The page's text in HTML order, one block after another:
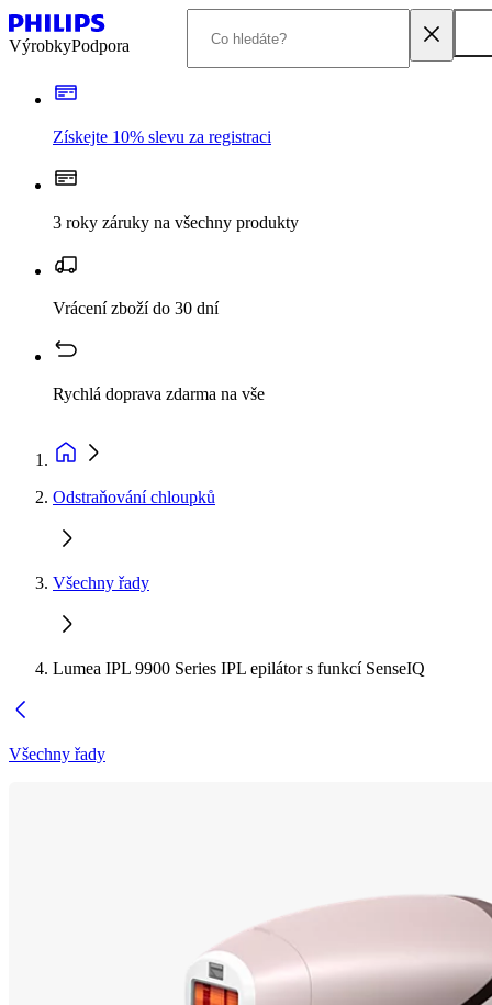
VýrobkyPodpora
Získejte 10% slevu za registraci
3 roky záruky na všechny produkty
Vrácení zboží do 30 dní
Rychlá doprava zdarma na vše
Odstraňování chloupků
Všechny řady
Lumea IPL 9900 Series IPL epilátor s funkcí SenseIQ
Všechny řady